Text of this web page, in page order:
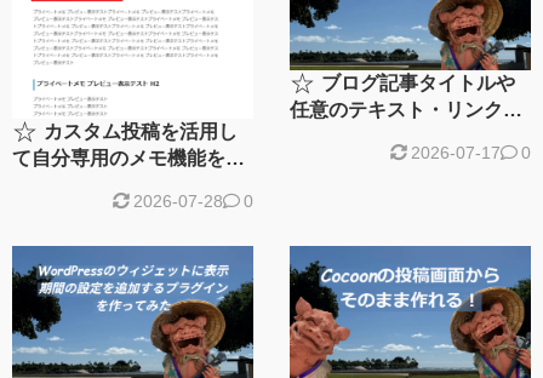
☆ カスタム投稿を活用し
て自分専用のメモ機能を実
2026-07-28 0
☆ ブログ記事タイトルや
任意のテキスト・リンクを
インを作ってみた
2026-07-17 0